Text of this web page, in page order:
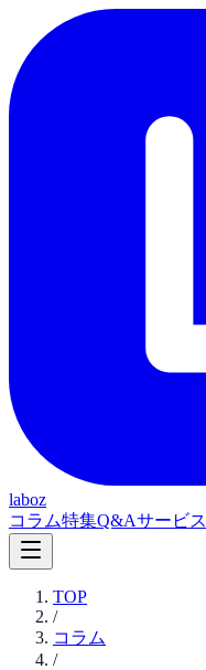
laboz
コラム特集Q&Aサービス
TOP
/
コラム
/